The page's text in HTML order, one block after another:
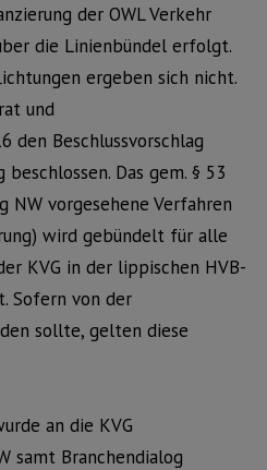
der OWL Verkehr
die Linienbündel erfolgt.
ergeben sich nicht.
und
den Beschlussvorschlag
Das gem. § 53
NW vorgesehene Verfahren
wird gebündelt für alle
KVG in der lippischen HVB-
Sofern von der
sollte, gelten diese
an die KVG
samt Branchendialog